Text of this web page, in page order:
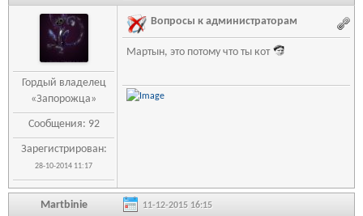
Гордый владелец
«Запорожца»
Сообщения: 92
Зарегистрирован:
28-10-2014 11:17
Вопросы к администраторам
Мартын, это потому что ты кот
Martbinie 11-12-2015 16:15